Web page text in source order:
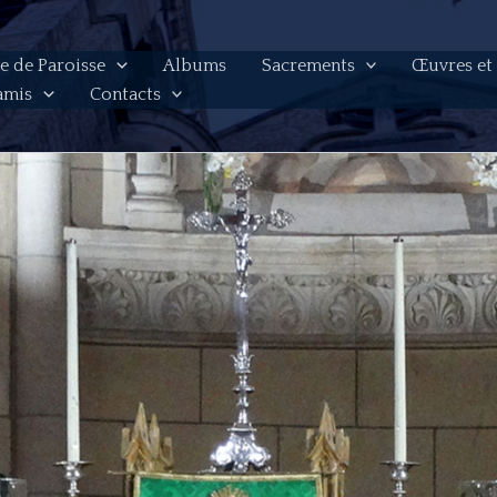
de Paroisse Albums Sacrements
Œuvres et
Contacts